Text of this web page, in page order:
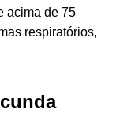
acima de 75
respiratórios,